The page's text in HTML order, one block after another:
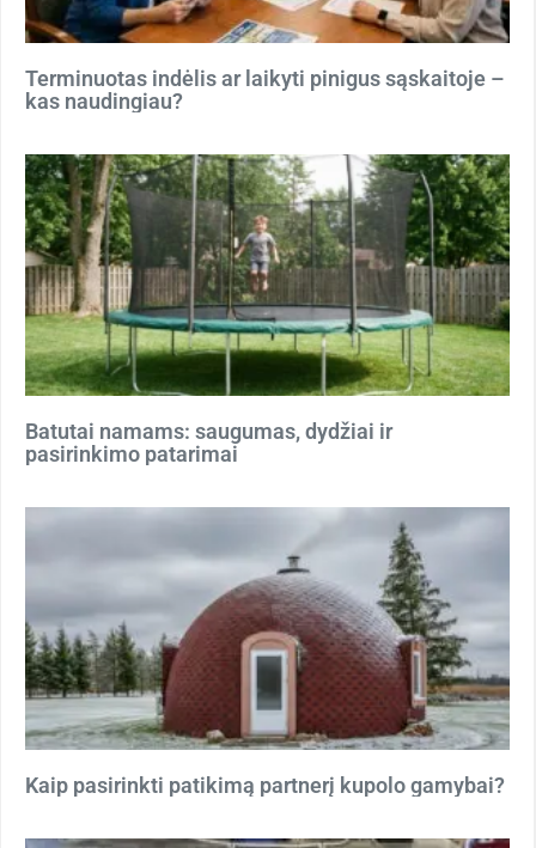
Terminuotas indėlis ar laikyti pinigus sąskaitoje –
kas naudingiau?
Batutai namams: saugumas, dydžiai ir
pasirinkimo patarimai
Kaip pasirinkti patikimą partnerį kupolo gamybai?